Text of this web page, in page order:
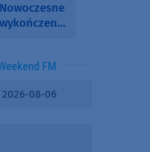
Nowoczesne
wykończenia
SPC, WPC i
kamienny
FM
2026-08-06